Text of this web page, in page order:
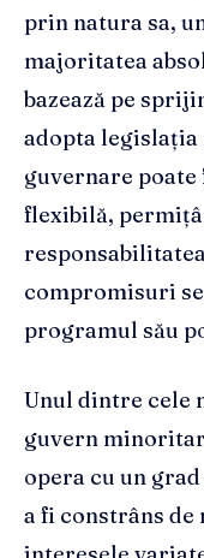
prin natura sa,
majoritatea
bazează pe
adopta legislația
guvernare
flexibilă,
compromisuri
programul său
Unul dintre cele
guvern minoritar
opera cu un
a fi constrâns de